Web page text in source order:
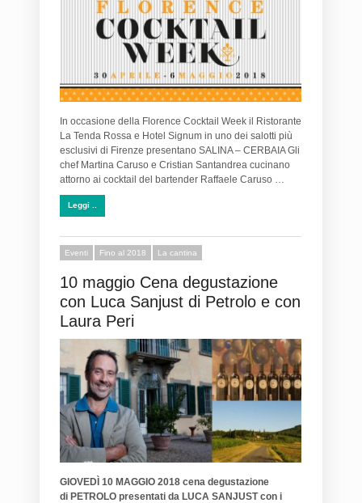
In occasione della Florence Cocktail Week il Ristorante
La Tenda Rossa e Hotel Signum in uno dei salotti più
esclusivi di Firenze presentano SALINA – CERBAIA Gli
chef Martina Caruso e Cristian Santandrea cucinano
attorno ai cocktail del bartender Raffaele Caruso …
Leggi ..
Eventi Fino al 2018 La cantina
10 maggio Cena degustazione
con Luca Sanjust di Petrolo e con
Laura Peri
GIOVEDÌ 10 MAGGIO 2018 cena degustazione
di PETROLO presentati da LUCA SANJUST con i